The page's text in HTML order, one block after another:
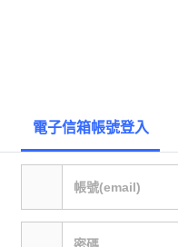
電子信箱帳號登入